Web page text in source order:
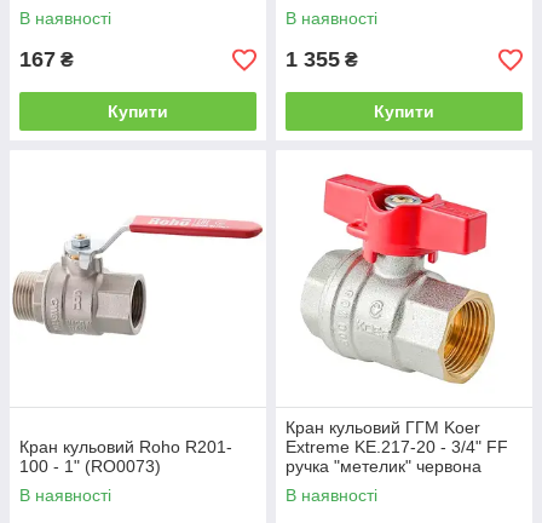
В наявності
167 ₴
Купити
В наявності
1 355 ₴
Купити
Кран кульовий Roho R201-
100 - 1" (RO0073)
В наявності
Кран кульовий ГГМ Koer
Extreme KE.217-20 - 3/4" FF
ручка "метелик" червона
(KR5757)
В наявності